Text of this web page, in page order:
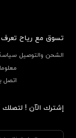
تسوق مع رياح
الشحن والتوصيل
اتصل
إشترك الآن ! لتصلك